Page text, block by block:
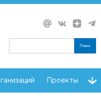
Поиск
Проекты